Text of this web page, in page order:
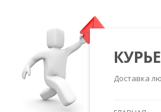
Доставка